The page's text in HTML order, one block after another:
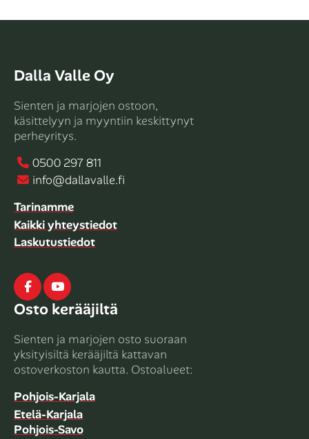
Dalla Valle Oy
Sienten ja marjojen ostoon,
käsittelyyn ja myyntiin keskittynyt
perheyritys.
0500 297 811
info@dallavalle.fi
Tarinamme
Kaikki yhteystiedot
Laskutustiedot
FacebookYoutube
Osto kerääjiltä
Sienten ja marjojen osto suoraan
yksityisiltä kerääjiltä kattavan
ostoverkoston kautta. Ostoalueet:
Pohjois-Karjala
Etelä-Karjala
Pohjois-Savo